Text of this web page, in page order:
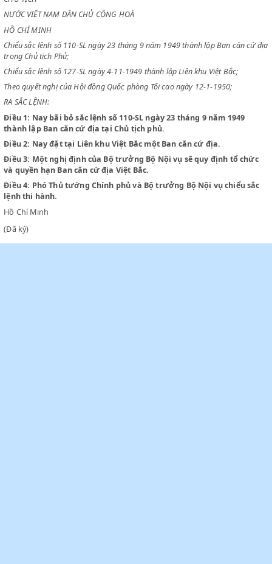
SỐ 15/SL NGÀY 30 THÁNG 1 NĂM 1950
CHỦ TỊCH
NƯỚC VIỆT NAM DÂN CHỦ CỘNG HOÀ
HỒ CHÍ MINH
Chiểu sắc lệnh số 110-SL ngày 23 tháng 9 năm 1949 thành lập Ban
trong Chủ tịch Phủ;
Chiểu sắc lệnh số 127-SL ngày 4-11-1949 thành lập Liên khu Việt Bắc;
Theo quyết nghị của Hội đồng Quốc phòng Tối cao ngày 12-1-1950;
RA SẮC LỆNH:
Điều 1:Nay bãi bỏ sắc lệnh số 110-SL ngày 23 tháng 9 năm 1949
thành lập Ban căn cứ địa tại Chủ tịch phủ.
Điều 2:Nay đặt tại Liên khu Việt Bắc một Ban căn cứ địa.
và quyền hạn Ban căn cứ địa Việt Bắc.
Điều 4:
lệnh thi hành.